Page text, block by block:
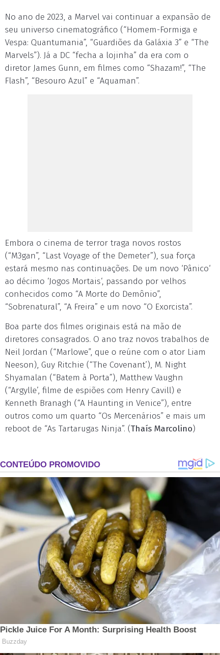
No ano de 2023, a Marvel vai continuar a expansão de
seu universo cinematográfico (“Homem-Formiga e
Vespa: Quantumania”, “Guardiões da Galáxia 3” e “The
Marvels”). Já a DC “fecha a lojinha” da era com o
diretor James Gunn, em filmes como “Shazam!”, “The
Flash”, “Besouro Azul” e “Aquaman”.
Embora o cinema de terror traga novos rostos
(“M3gan”, “Last Voyage of the Demeter”), sua força
estará mesmo nas continuações. De um novo ‘Pânico‘
ao décimo ‘Jogos Mortais‘, passando por velhos
conhecidos como “A Morte do Demônio”,
“Sobrenatural”, “A Freira” e um novo “O Exorcista”.
Boa parte dos filmes originais está na mão de
diretores consagrados. O ano traz novos trabalhos de
Neil Jordan (“Marlowe”, que o reúne com o ator Liam
Neeson), Guy Ritchie (“The Covenant’), M. Night
Shyamalan (“Batem à Porta”), Matthew Vaughn
(“Argylle’, filme de espiões com Henry Cavill) e
Kenneth Branagh (“A Haunting in Venice”), entre
outros como um quarto “Os Mercenários” e mais um
reboot de “As Tartarugas Ninja”. (Thaís Marcolino)